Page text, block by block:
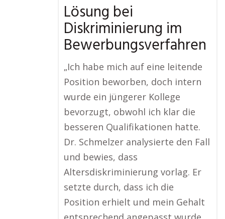
Lösung bei
Diskriminierung im
Bewerbungsverfahren
„Ich habe mich auf eine leitende
Position beworben, doch intern
wurde ein jüngerer Kollege
bevorzugt, obwohl ich klar die
besseren Qualifikationen hatte.
Dr. Schmelzer analysierte den Fall
und bewies, dass
Altersdiskriminierung vorlag. Er
setzte durch, dass ich die
Position erhielt und mein Gehalt